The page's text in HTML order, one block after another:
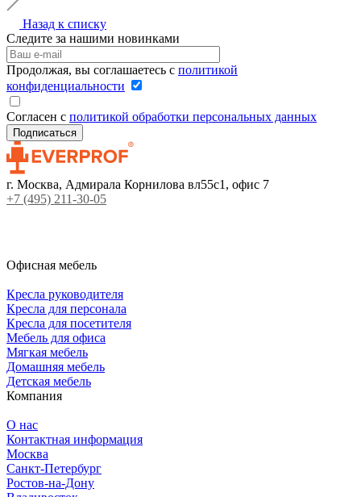
Назад к списку
Следите за нашими новинками
Продолжая, вы соглашаетесь с политикой
конфиденциальности
Согласен с политикой обработки персональных данных
г. Москва, Адмирала Корнилова вл55с1, офис 7
+7 (495) 211-30-05
Офисная мебель
Кресла руководителя
Кресла для персонала
Кресла для посетителя
Мебель для офиса
Мягкая мебель
Домашняя мебель
Детская мебель
Компания
О нас
Контактная информация
Москва
Санкт-Петербург
Ростов-на-Дону